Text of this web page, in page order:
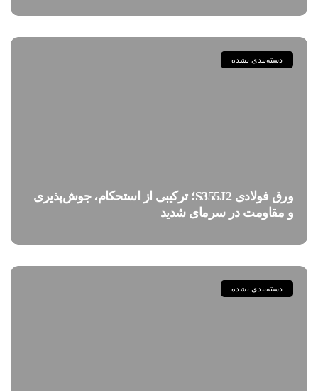
دسته‌بندی نشده
ورق فولادی S355J2؛ ترکیبی از استحکام، جوش‌پذیری
و مقاومت در سرمای شدید
دسته‌بندی نشده